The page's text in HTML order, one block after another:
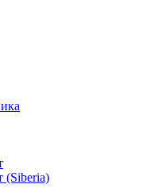
(Siberia)